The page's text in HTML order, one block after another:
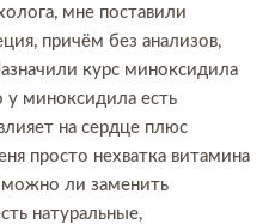
мне поставили
причём без анализов,
курс миноксидила
у миноксидила есть
на сердце плюс
просто нехватка витамина
ли заменить
натуральные,